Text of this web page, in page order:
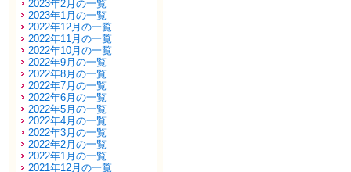
2023年2月の一覧
2023年1月の一覧
2022年12月の一覧
2022年11月の一覧
2022年10月の一覧
2022年9月の一覧
2022年8月の一覧
2022年7月の一覧
2022年6月の一覧
2022年5月の一覧
2022年4月の一覧
2022年3月の一覧
2022年2月の一覧
2022年1月の一覧
2021年12月の一覧